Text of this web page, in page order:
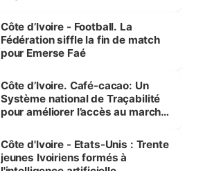
Côte d’Ivoire - Football. La
Fédération siffle la fin de match
pour Emerse Faé
Côte d’Ivoire. Café-cacao: Un
Système national de Traçabilité
pour améliorer l’accès au marché
Côte d'Ivoire - Etats-Unis : Trente
jeunes Ivoiriens formés à